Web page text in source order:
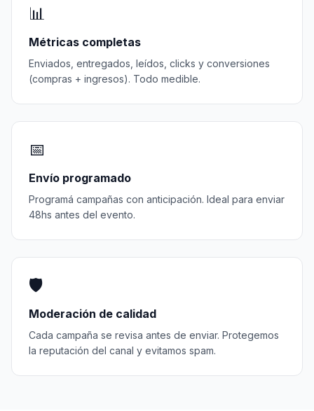
📊
Métricas completas
Enviados, entregados, leídos, clicks y conversiones
(compras + ingresos). Todo medible.
📅
Envío programado
Programá campañas con anticipación. Ideal para enviar
48hs antes del evento.
🛡️
Moderación de calidad
Cada campaña se revisa antes de enviar. Protegemos
la reputación del canal y evitamos spam.